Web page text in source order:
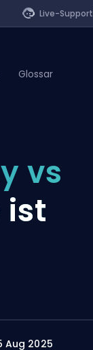
Live-Support
Glossar
vs
ist
Aug 2025